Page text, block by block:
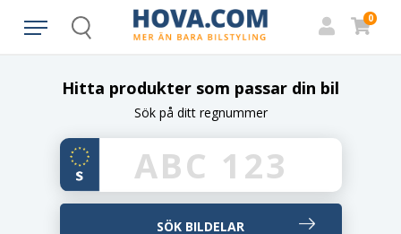
Search
0
Hitta produkter som passar din bil
Sök på ditt regnummer